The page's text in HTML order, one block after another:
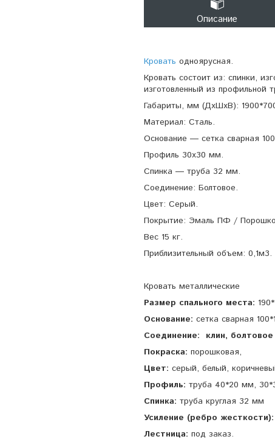
Описание
Кровать одноярусная.
Кровать состоит из: спинки,
изготовленный из профильной
Габариты, мм (ДхШхВ):
Материал: Сталь.
Основание ― сетка сварная
Профиль 30х30 мм.
Спинка ― труба 32 мм.
Соединение: Болтовое.
Цвет: Серый.
Покрытие: Эмаль ПФ /
Вес 15 кг.
Приблизительный объем: 0,1м3.
Кровать металлические
Размер спального места:
Основание: сетка сварная
Соединение: клин, болтовое
Покраска: порошковая,
Цвет: серый, белый,
Профиль: труба 40*20 мм,
Спинка: труба круглая 32 мм
Усиление (ребро жесткости):
Лестница: под